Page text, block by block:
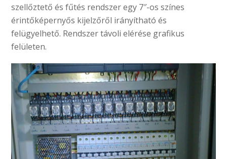
szellőztető és fűtés rendszer egy 7″-os színes
érintőképernyős kijelzőről irányítható és
felügyelhető. Rendszer távoli elérése grafikus
felületen.